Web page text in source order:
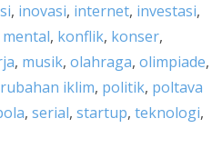
, inovasi, internet, investasi,
, konflik, konser,
, musik, olahraga, olimpiade,
iklim, politik, poltava
, serial, startup, teknologi,